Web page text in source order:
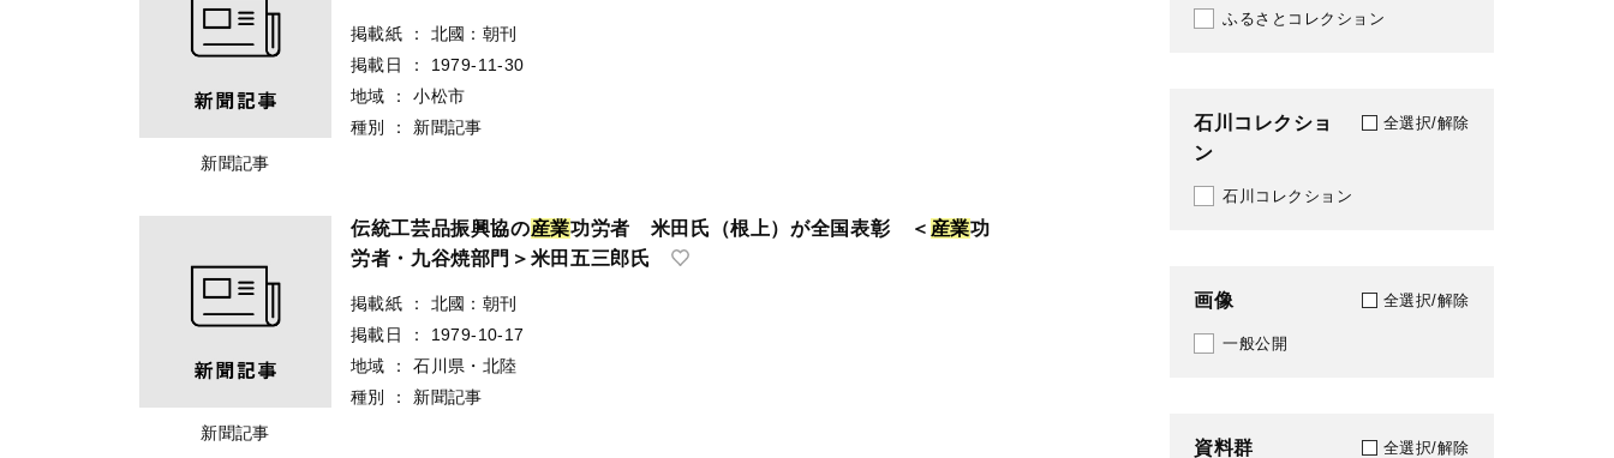
新聞記事
掲載紙 ：
北國：朝刊
掲載日
：
1979-11-30
地域
：
小松市
種別
： 新聞記事
新聞記事
伝統工芸品振興協の産業功労者 米田氏（根上）が全国表彰 ＜ 産業功
労者・九谷焼部門＞米田五三郎氏
掲載紙 ：
北國：朝刊
掲載日
：
1979-10-17
地域
：
石川県・北陸
種別
： 新聞記事
1785
1788
1794
1800
1801
1805
023
025
ふるさとコレクション
石川コレクショ
ン
全選択/解除
石川コレクション
画像 全選択/解除
一般公開
資料群 全選択/解除